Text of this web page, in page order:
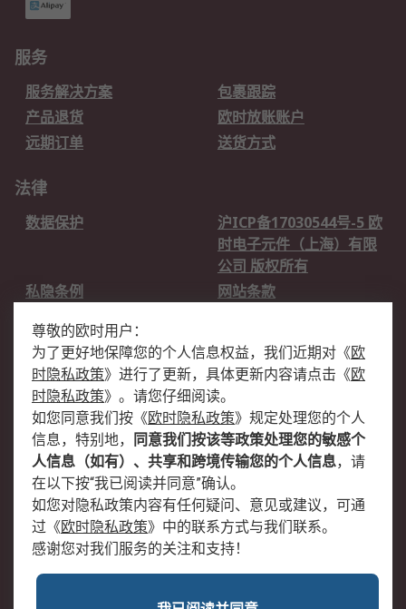
服务
服务解决方案
包裹跟踪
产品退货
欧时放账账户
远期订单
送货方式
法律
数据保护
沪ICP备17030544号-5 欧
时电子元件（上海）有限
公司 版权所有
私隐条例
网站条款
关于欧时
欧时销售条款
账户和付款
企业集团
全球办事处
关于我们
新闻中心
加入我们
尊敬的欧时用户：
为了更好地保障您的个人信息权益，我们近期对 《欧
时隐私政策》 进行了更新，具体更新内容请点击 《欧
时隐私政策》 。请您仔细阅读。
如您同意我们按 《欧时隐私政策》 规定处理您的个人
信息，特别地，
同意我们按该等政策处理您的敏感个
人信息（如有）、共享和跨境传输您的个人信息，请
在以下按“我已阅读并同意”确认。
如您对隐私政策内容有任何疑问、意见或建议，可通
过 《欧时隐私政策》 中的联系方式与我们联系。
感谢您对我们服务的关注和支持！